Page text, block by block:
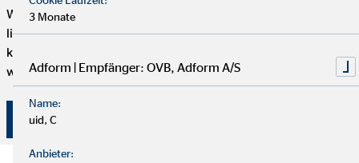
Wenn du genug von einem langweiligen 9-to-5 Job hast und
lieber selbstständig arbeiten möchtest, aber trotzdem mit
kompetenten und freundlichen Kollegen zusammenarbeiten
willst, dann bist du hier genau richtig.
3 Monate
Adform | Empfänger: OVB, Adform A/S
Name:
uid, C
Anbieter: